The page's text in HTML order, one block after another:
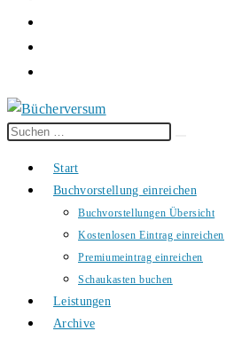
Diese
durchsuchen
Start
Buchvorstellung einreichen
Buchvorstellungen Übersicht
Kostenlosen Eintrag einreichen
Premiumeintrag einreichen
Schaukasten buchen
Leistungen
Archive